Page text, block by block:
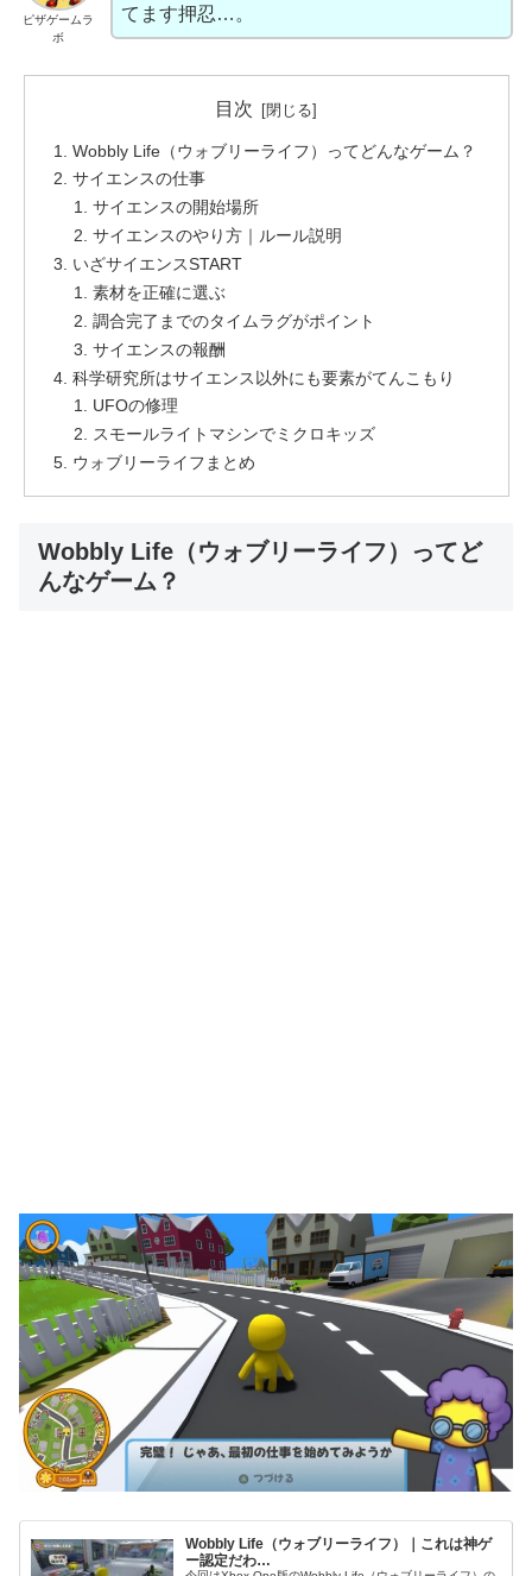
ピザゲームラ
ボ
てます押忍…。
目次
Wobbly Life（ウォブリーライフ）ってどんなゲーム？
サイエンスの仕事
サイエンスの開始場所
サイエンスのやり方｜ルール説明
いざサイエンスSTART
素材を正確に選ぶ
調合完了までのタイムラグがポイント
サイエンスの報酬
科学研究所はサイエンス以外にも要素がてんこもり
UFOの修理
スモールライトマシンでミクロキッズ
ウォブリーライフまとめ
Wobbly Life（ウォブリーライフ）ってど
んなゲーム？
Wobbly Life（ウォブリーライフ）｜これは神ゲ
ー認定だわ…